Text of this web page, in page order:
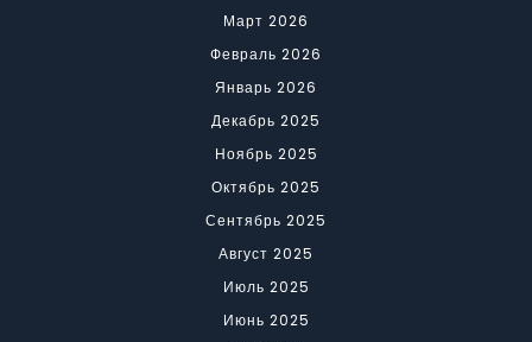
Март 2026
Февраль 2026
Январь 2026
Декабрь 2025
Ноябрь 2025
Октябрь 2025
Сентябрь 2025
Август 2025
Июль 2025
Июнь 2025